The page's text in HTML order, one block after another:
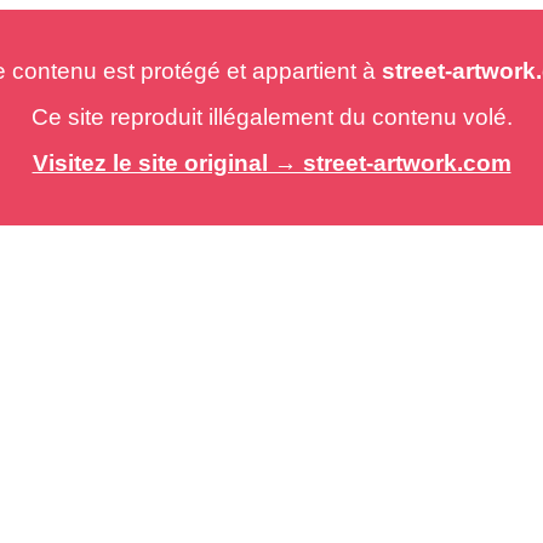
est protégé et appartient à street-
Ce site reproduit illégalement du contenu volé.
Visitez le site original → street-artwork.com